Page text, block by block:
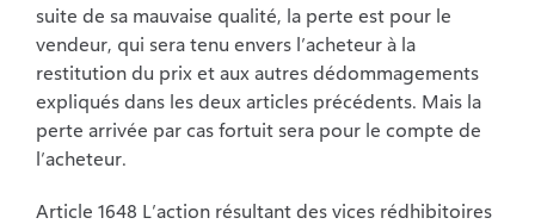
suite de sa mauvaise qualité, la perte est pour le
vendeur, qui sera tenu envers l’acheteur à la
restitution du prix et aux autres dédommagements
expliqués dans les deux articles précédents. Mais la
perte arrivée par cas fortuit sera pour le compte de
l’acheteur.
Article 1648 L’action résultant des vices rédhibitoires